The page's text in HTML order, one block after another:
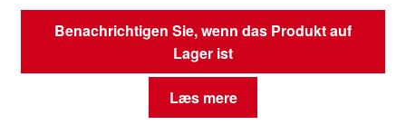
Benachrichtigen Sie, wenn das Produkt auf
Lager ist
Læs mere